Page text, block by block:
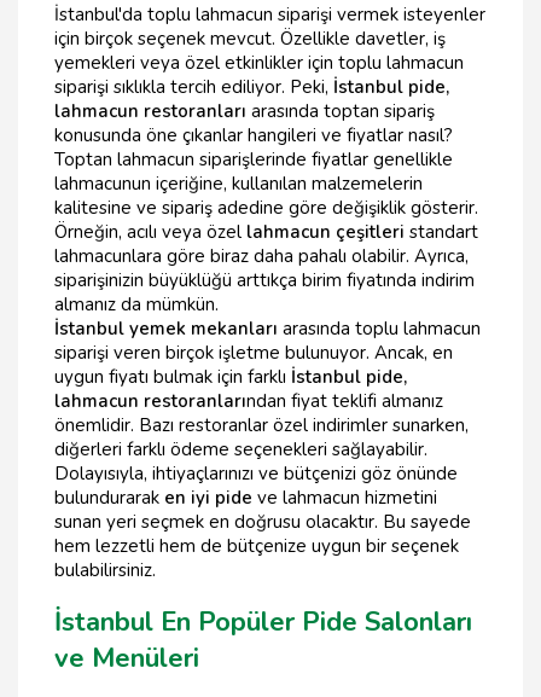
İstanbul'da toplu lahmacun siparişi vermek isteyenler
için birçok seçenek mevcut. Özellikle davetler, iş
yemekleri veya özel etkinlikler için toplu lahmacun
siparişi sıklıkla tercih ediliyor. Peki, İstanbul pide,
lahmacun restoranları arasında toptan sipariş
konusunda öne çıkanlar hangileri ve fiyatlar nasıl?
Toptan lahmacun siparişlerinde fiyatlar genellikle
lahmacunun içeriğine, kullanılan malzemelerin
kalitesine ve sipariş adedine göre değişiklik gösterir.
Örneğin, acılı veya özel lahmacun çeşitleri standart
lahmacunlara göre biraz daha pahalı olabilir. Ayrıca,
siparişinizin büyüklüğü arttıkça birim fiyatında indirim
almanız da mümkün.
İstanbul yemek mekanları arasında toplu lahmacun
siparişi veren birçok işletme bulunuyor. Ancak, en
uygun fiyatı bulmak için farklı İstanbul pide,
lahmacun restoranlarından fiyat teklifi almanız
önemlidir. Bazı restoranlar özel indirimler sunarken,
diğerleri farklı ödeme seçenekleri sağlayabilir.
Dolayısıyla, ihtiyaçlarınızı ve bütçenizi göz önünde
bulundurarak en iyi pide ve lahmacun hizmetini
sunan yeri seçmek en doğrusu olacaktır. Bu sayede
hem lezzetli hem de bütçenize uygun bir seçenek
bulabilirsiniz.
İstanbul En Popüler Pide Salonları
ve Menüleri